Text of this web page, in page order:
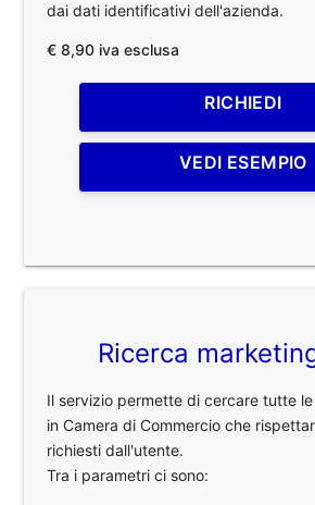
dai dati identificativi dell'azienda.
€ 8,90 iva esclusa
RICHIEDI
VEDI ESEMPIO
Ricerca
Il servizio permette di cercare tutte
in Camera di Commercio che
richiesti dall'utente.
Tra i parametri ci sono: